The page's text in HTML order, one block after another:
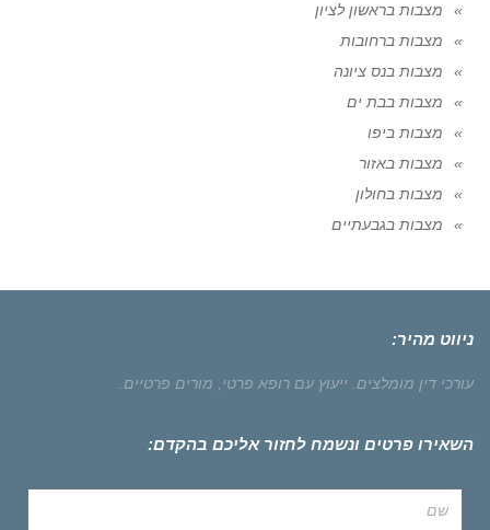
מצבות בראשון לציון
מצבות ברחובות
מצבות בנס ציונה
מצבות בבת ים
מצבות ביפו
מצבות באזור
מצבות בחולון
מצבות בגבעתיים
ניווט מהיר:
עורכי דין מומלצים. ייעוץ עם רופא פרטי, מורים פרטיים.
השאירו פרטים ונשמח לחזור אליכם בהקדם: